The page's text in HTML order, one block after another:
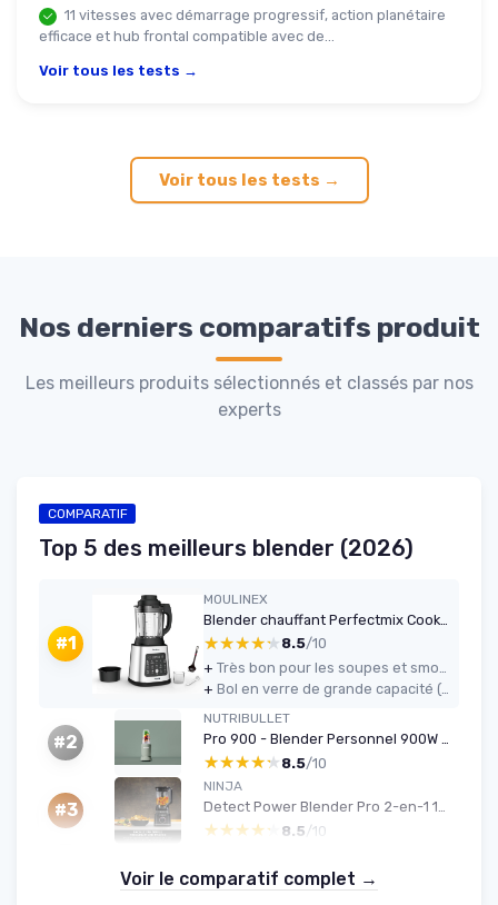
11 vitesses avec démarrage progressif, action planétaire
efficace et hub frontal compatible avec de...
Voir tous les tests →
Voir tous les tests →
Nos derniers comparatifs produit
Les meilleurs produits sélectionnés et classés par nos
experts
COMPARATIF
Top 5 des meilleurs blender (2026)
#1
MOULINEX
★★★★★
★★★★★ 8.5/10
+
+
#2
NUTRIBULLET
Pro 900 - Blender Personnel 900W (Vert Olive)
★★★★★
★★★★★ 8.5/10
#3
NINJA
Detect Power Blender Pro 2-en-1 1200W
★★★★★
★★★★★ 8.5 /10
Voir le comparatif complet →